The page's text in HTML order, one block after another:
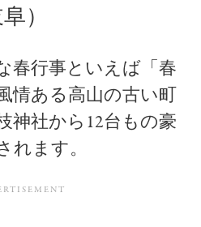
）
春行事といえば「春
情ある高山の古い町
神社から12台もの豪
れます。